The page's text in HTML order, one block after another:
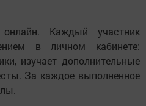
Каждый участник
в личном кабинете:
изучает дополнительные
За каждое выполненное